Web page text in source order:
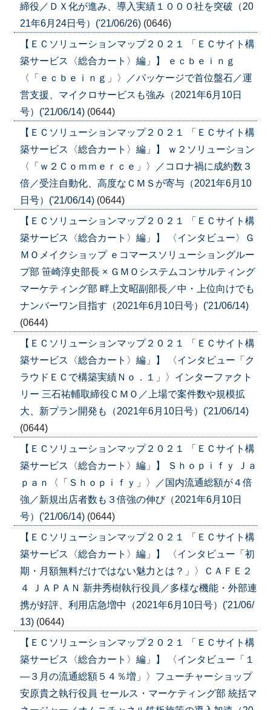
締役／ＤＸ化が進み、導入実績１０００社を突破（20
21年6月24日号）('21/06/26) (0646)
【ＥＣソリューションマップ２０２１ 「ＥＣサイト構
築サービス〈総合カート〉編」】 ｅｃｂｅｉｎｇ
〈「ｅｃｂｅｉｎｇ」〉／パッケージで首位盤石／運
営支援、マイクロサービスも強み（2021年6月10日
号）('21/06/14) (0644)
【ＥＣソリューションマップ２０２１ 「ＥＣサイト構
築サービス〈総合カート〉編」】 ｗ２ソリューション
〈「ｗ２Ｃｏｍｍｅｒｃｅ」〉／コロナ禍に成約数３
倍／受注自動化、高度なＣＭＳが寄与（2021年6月10
日号）('21/06/14) (0644)
【ＥＣソリューションマップ２０２１ 「ＥＣサイト構
築サービス〈総合カート〉編」】 〈インタビュー〉Ｇ
ＭＯメイクショップ ｅコマースソリューショングルー
プ部 笹崎淳史部長 × ＧＭＯシステムコンサルティング
マーケティング部 畔上文昭副部長／中・上位向けでも
ナンバーワン目指す（2021年6月10日号）('21/06/14)
(0644)
【ＥＣソリューションマップ２０２１ 「ＥＣサイト構
築サービス〈総合カート〉編」】 〈インタビュー「ク
ラウドＥＣで構築実績Ｎｏ．１」〉インターファクト
リー 三石祐輔取締役ＣＭＯ／上場で案件数や規模拡
大、新プラン開発も（2021年6月10日号）('21/06/14)
(0644)
【ＥＣソリューションマップ２０２１ 「ＥＣサイト構
築サービス〈総合カート〉編」】 Ｓｈｏｐｉｆｙ Ｊａ
ｐａｎ〈「Ｓｈｏｐｉｆｙ」〉／国内流通総額が４倍
強／新規出店者数も３倍強の伸び（2021年6月10日
号）('21/06/14) (0644)
【ＥＣソリューションマップ２０２１ 「ＥＣサイト構
築サービス〈総合カート〉編」】 〈インタビュー「初
期・月額無料だけではない魅力とは？」〉ＣＡＦＥ２
４ ＪＡＰＡＮ 新井秀樹執行役員／多様な機能・外部連
携が好評、利用店急増中（2021年6月10日号）('21/06/
13) (0644)
【ＥＣソリューションマップ２０２１ 「ＥＣサイト構
築サービス〈総合カート〉編」】 〈インタビュー「１
―３月の流通総額５４％増」〉フューチャーショップ
安原貴之執行役員 セールス・マーケティング部 統括マ